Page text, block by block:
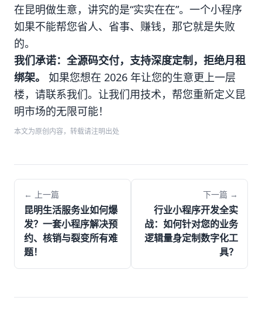
在昆明做生意，讲究的是“实实在在”。一个小程序
如果不能帮您省人、省事、赚钱，那它就是失败
的。
我们承诺：全源码交付，支持深度定制，拒绝月租
绑架。
如果您想在 2026 年让您的生意更上一层
楼，请联系我们。让我们用技术，帮您重新定义昆
明市场的无限可能！
本文为原创内容，转载请注明出处
← 上一篇
昆明生活服务业如何爆
发？一套小程序解决预
约、核销与裂变所有难
题！
下一篇 →
行业小程序开发全实
战：如何针对您的业务
逻辑量身定制数字化工
具？